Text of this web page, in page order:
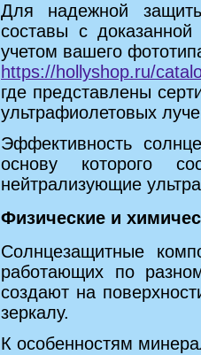
Для надежной
составы с
учетом вашего
https://hollyshop.ru/
где представлены
ультрафиолетовых
Эффективность
основу которого
нейтрализующие
Физические и
Солнцезащитные
работающих по
создают на
зеркалу.
К особенностям